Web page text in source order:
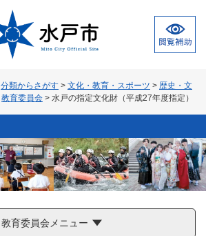
分類からさがす > 文化・教育・スポーツ > 歴史・文
教育委員会 > 水戸の指定文化財（平成27年度指定）
教育委員会メニュー